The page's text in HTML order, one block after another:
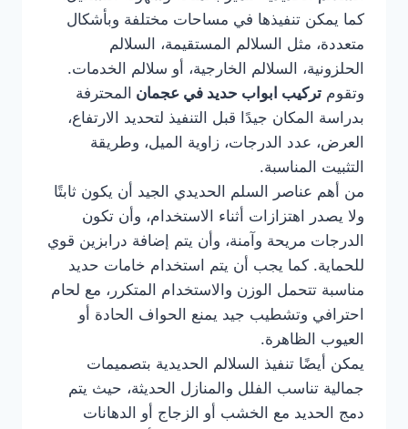
كما يمكن تنفيذها في مساحات مختلفة وبأشكال
متعددة، مثل السلالم المستقيمة، السلالم
الحلزونية، السلالم الخارجية، أو سلالم الخدمات.
وتقوم تركيب ابواب حديد في عجمان المحترفة
بدراسة المكان جيدًا قبل التنفيذ لتحديد الارتفاع،
العرض، عدد الدرجات، زاوية الميل، وطريقة
التثبيت المناسبة.
من أهم عناصر السلم الحديدي الجيد أن يكون ثابتًا
ولا يصدر اهتزازات أثناء الاستخدام، وأن تكون
الدرجات مريحة وآمنة، وأن يتم إضافة درابزين قوي
للحماية. كما يجب أن يتم استخدام خامات حديد
مناسبة تتحمل الوزن والاستخدام المتكرر، مع لحام
احترافي وتشطيب جيد يمنع الحواف الحادة أو
العيوب الظاهرة.
يمكن أيضًا تنفيذ السلالم الحديدية بتصميمات
جمالية تناسب الفلل والمنازل الحديثة، حيث يتم
دمج الحديد مع الخشب أو الزجاج أو الدهانات